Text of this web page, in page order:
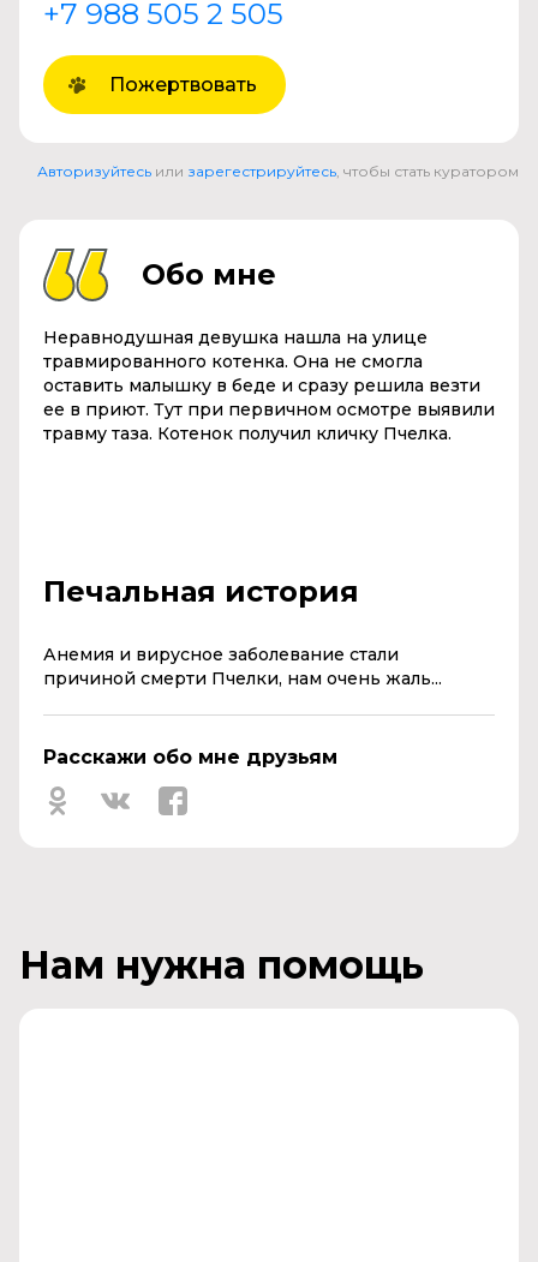
+7 988 505 2 505
Пожертвовать
Авторизуйтесь или зарегестрируйтесь, чтобы стать куратором
Обо мне
Неравнодушная девушка нашла на улице
травмированного котенка. Она не смогла
оставить малышку в беде и сразу решила везти
ее в приют. Тут при первичном осмотре выявили
травму таза. Котенок получил кличку Пчелка.
Печальная история
Анемия и вирусное заболевание стали
причиной смерти Пчелки, нам очень жаль...
Расскажи обо мне друзьям
Нам нужна помощь